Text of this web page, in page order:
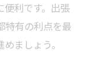
便利です。出張
特有の利点を最
ましょう。